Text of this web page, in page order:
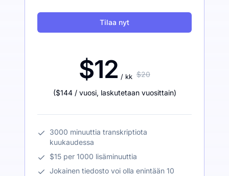
Tilaa nyt
$12 / kk $20
($144 / vuosi, laskutetaan vuosittain)
3000 minuuttia transkriptiota
kuukaudessa
$15 per 1000 lisäminuuttia
Jokainen tiedosto voi olla enintään 10